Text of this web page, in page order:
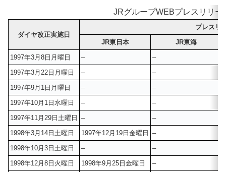
JRグループWEBプレスリリー
ダイヤ改正実施日
プレスリ
JR東日本
JR東海
1997年3月8日月曜日
– –
1997年3月22日月曜日
– –
1997年9月1日月曜日
– –
1997年10月1日水曜日
– –
1997年11月29日土曜日
– –
1998年3月14日土曜日
1997年12月19日金曜日 –
1998年10月3日土曜日
– –
1998年12月8日火曜日
1998年9月25日金曜日 –